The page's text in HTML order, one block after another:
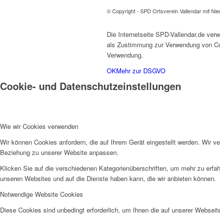
© Copyright - SPD Ortsverein Vallendar mit
Die Internetseite SPD-Vallendar.de
als Zustimmung zur Verwendung von
Verwendung.
OKMehr zur DSGVO
Cookie- und Datenschutzeinstellungen
Wie wir Cookies verwenden
Wir können Cookies anfordern, die auf Ihrem Gerät eingestellt werden. Wir
Beziehung zu unserer Website anpassen.
Klicken Sie auf die verschiedenen Kategorienüberschriften, um mehr zu
unseren Websites und auf die Dienste haben kann, die wir anbieten können.
Notwendige Website Cookies
Diese Cookies sind unbedingt erforderlich, um Ihnen die auf unserer